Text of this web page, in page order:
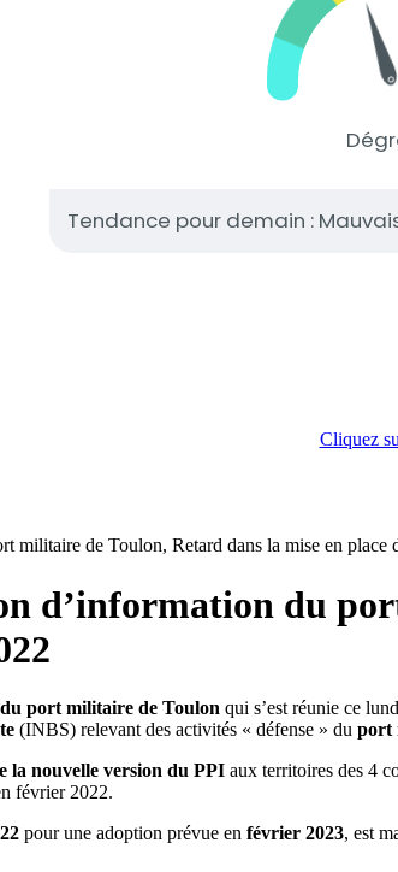
Cliquez
militaire de Toulon, Retard dans la mise en place
d’information du
port militaire de Toulon qui s’est réunie ce
(INBS) relevant des activités « défense » du port
la nouvelle version du PPI aux territoires des 4
février 2022.
pour une adoption prévue en février 2023, est